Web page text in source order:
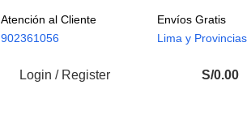
Atención al Cliente
902361056
Envíos Gratis
Lima y Provincias
Login / Register S/0.00